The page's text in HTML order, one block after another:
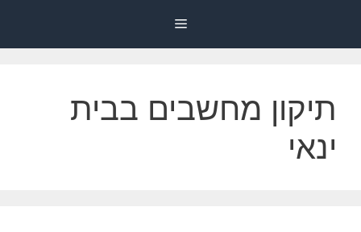
Menu
תיקון מחשבים בבית
ינאי